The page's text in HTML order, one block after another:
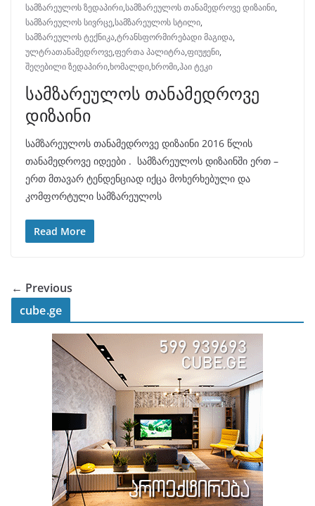
სამზარეულოს ზედაპირი,სამზარეულოს თანამედროვე დიზაინი,
სამზარეულოს სივრცე,სამზარეულოს სტილი,
სამზარეულოს ტექნიკა,ტრანსფორმირებადი მაგიდა,
ულტრათანამედროვე,ფერთა პალიტრა,ფიუჟენი,
შეღებილი ზედაპირი,ხომალდი,ხრომი,ჰაი ტეკი
სამზარეულოს თანამედროვე
დიზაინი
სამზარეულოს თანამედროვე დიზაინი 2016 წლის
თანამედროვე იდეები . სამზარეულოს დიზაინში ერთ –
ერთ მთავარ ტენდენციად იქცა მოხერხებული და
კომფორტული სამზარეულოს
Read More
← Previous
cube.ge